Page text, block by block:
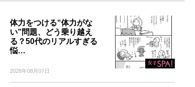
体力をつける“体力がな
い”問題、どう乗り越え
る？50代のリアルすぎる
悩…
2026年08月07日